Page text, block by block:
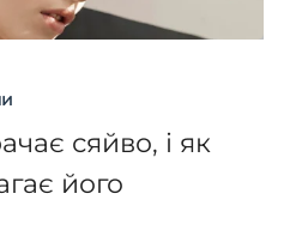
сяйво, і як
його